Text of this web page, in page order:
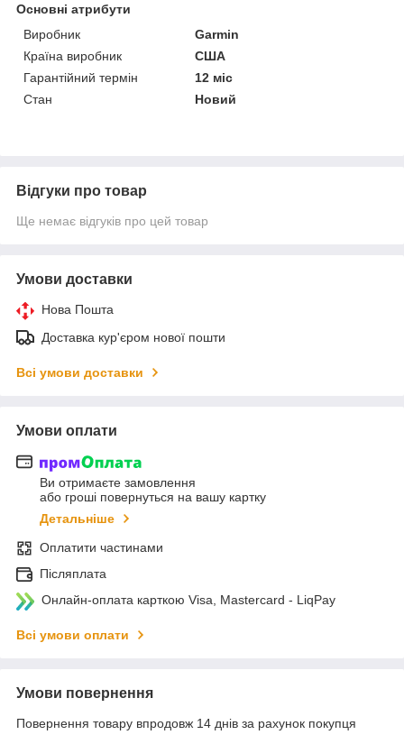
Основні атрибути
Виробник
Garmin
Країна виробник
США
Гарантійний термін
12 міс
Стан
Новий
Відгуки про товар
Ще немає відгуків про цей товар
Умови доставки
Нова Пошта
Доставка кур'єром нової пошти
Всі умови доставки
Умови оплати
Ви отримаєте замовлення
або гроші повернуться на вашу картку
Детальніше
Оплатити частинами
Післяплата
Онлайн-оплата карткою Visa, Mastercard - LiqPay
Всі умови оплати
Умови повернення
Повернення товару впродовж 14 днів за рахунок покупця